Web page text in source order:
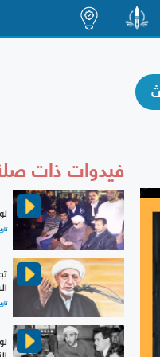
فيدوات ذات